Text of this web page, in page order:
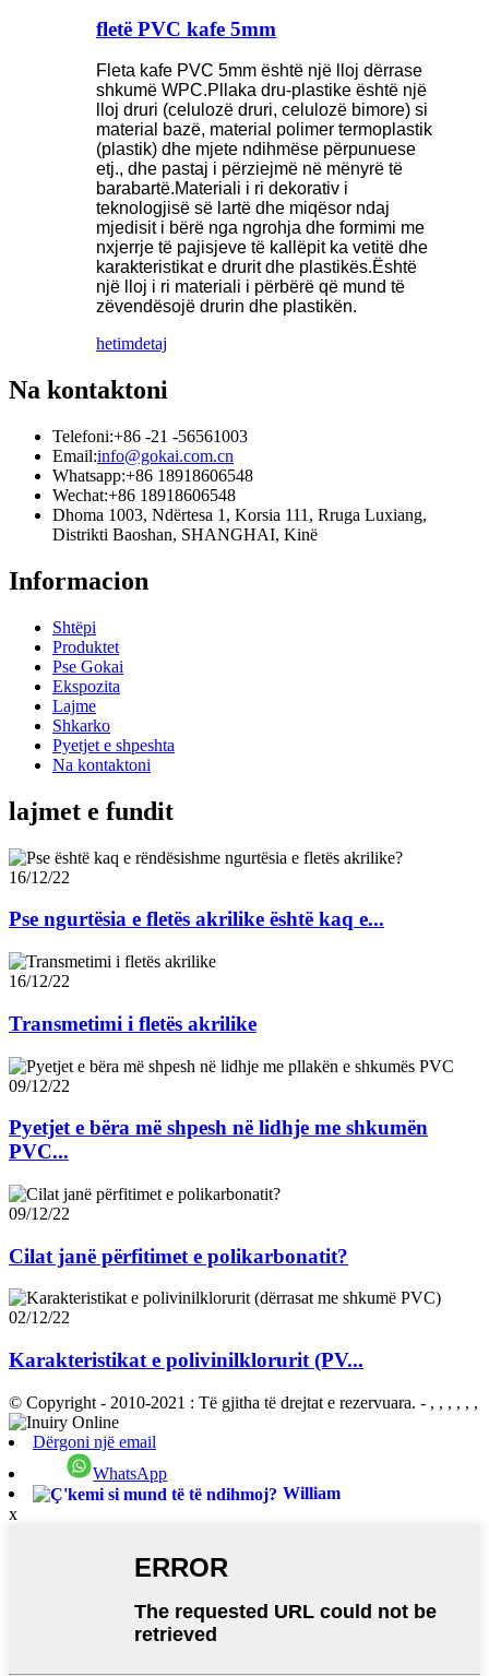
fletë PVC kafe 5mm
Fleta kafe PVC 5mm është një lloj dërrase
shkumë WPC.Pllaka dru-plastike është një
lloj druri (celulozë druri, celulozë bimore) si
material bazë, material polimer termoplastik
(plastik) dhe mjete ndihmëse përpunuese
etj., dhe pastaj i përziejmë në mënyrë të
barabartë.Materiali i ri dekorativ i
teknologjisë së lartë dhe miqësor ndaj
mjedisit i bërë nga ngrohja dhe formimi me
nxjerrje të pajisjeve të kallëpit ka vetitë dhe
karakteristikat e drurit dhe plastikës.Është
një lloj i ri materiali i përbërë që mund të
zëvendësojë drurin dhe plastikën.
hetimdetaj
Na kontaktoni
Telefoni:+86 -21 -56561003
Email:info@gokai.com.cn
Whatsapp:+86 18918606548
Wechat:+86 18918606548
Dhoma 1003, Ndërtesa 1, Korsia 111, Rruga Luxiang,
Distrikti Baoshan, SHANGHAI, Kinë
Informacion
Shtëpi
Produktet
Pse Gokai
Ekspozita
Lajme
Shkarko
Pyetjet e shpeshta
Na kontaktoni
lajmet e fundit
16/12/22
Pse ngurtësia e fletës akrilike është kaq e...
16/12/22
Transmetimi i fletës akrilike
09/12/22
Pyetjet e bëra më shpesh në lidhje me shkumën
PVC...
09/12/22
Cilat janë përfitimet e polikarbonatit?
02/12/22
Karakteristikat e polivinilklorurit (PV...
© Copyright - 2010-2021 : Të gjitha të drejtat e rezervuara. - , , , , , ,
Dërgoni një email
WhatsApp
William
x